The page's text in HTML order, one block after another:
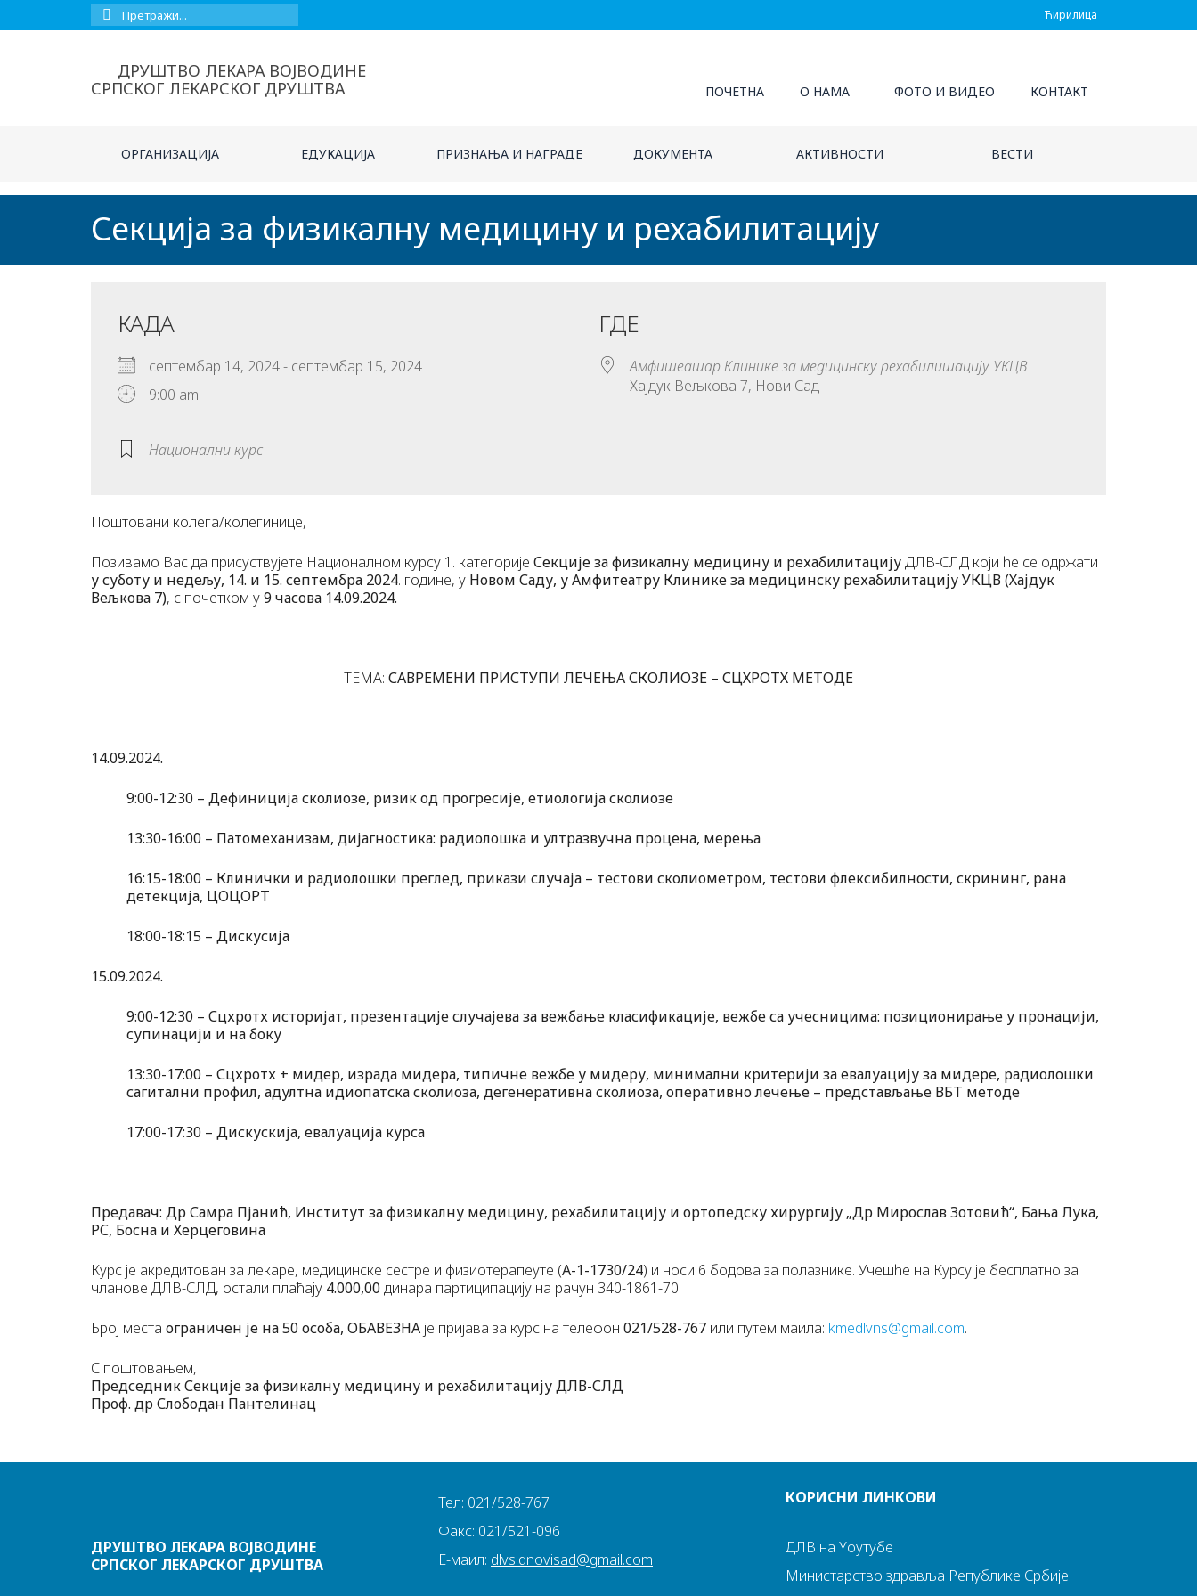
Ћирилица
Сеарцх
фор:
ДРУШТВО ЛЕКАРА ВОЈВОДИНЕ
СРПСКОГ ЛЕКАРСКОГ ДРУШТВА
ПОЧЕТНА О НАМА ФОТО И ВИДЕО КОНТАКТ
ОРГАНИЗАЦИЈА ЕДУКАЦИЈА ПРИЗНАЊА И НАГРАДЕ ДОКУМЕНТА АКТИВНОСТИ ВЕСТИ
Секција за физикалну медицину и рехабилитацију
КАДА
септембар 14, 2024 - септембар 15, 2024
9:00 am
Национални курс
ГДЕ
Амфитеатар Клинике за медицинску рехабилитацију УКЦВ
Хајдук Вељкова 7, Нови Сад
Поштовани колега/колегинице,
Позивамо Вас да присуствујете Националном курсу 1. категорије Секције за физикалну медицину и рехабилитацијуДЛВ-СЛД који ће се одржати
у суботу и недељу, 14. и 15. септембра 2024. године, у Новом Саду, у Амфитеатру Клинике за медицинску рехабилитацију УКЦВ (Хајдук
Вељкова 7), с почетком у9 часова 14.09.2024.
ТЕМА: САВРЕМЕНИ ПРИСТУПИ ЛЕЧЕЊА СКОЛИОЗЕ – СЦХРОТХ МЕТОДЕ
14.09.2024.
9:00-12:30 – Дефиниција сколиозе, ризик од прогресије, етиологија сколиозе
13:30-16:00 – Патомеханизам, дијагностика: радиолошка и ултразвучна процена, мерења
16:15-18:00 – Клинички и радиолошки преглед, прикази случаја – тестови сколиометром, тестови флексибилности, скрининг, рана
детекција, ЦОЦОРТ
18:00-18:15 – Дискусија
15.09.2024.
9:00-12:30 – Сцхротх историјат, презентације случајева за вежбање класификације, вежбе са учесницима: позиционирање у пронацији,
супинацији и на боку
13:30-17:00 – Сцхротх + мидер, израда мидера, типичне вежбе у мидеру, минимални критерији за евалуацију за мидере, радиолошки
сагитални профил, адултна идиопатска сколиоза, дегенеративна сколиоза, оперативно лечење – представљање ВБТ методе
17:00-17:30 – Дискускија, евалуација курса
Предавач: Др Самра Пјанић, Институт за физикалну медицину, рехабилитацију и ортопедску хирургију „Др Мирослав Зотовић“, Бања Лука,
РС, Босна и Херцеговина
Курс је акредитован за лекаре, медицинске сестре и физиотерапеуте (А-1-1730/24) и носи 6 бодова за полазнике. Учешће на Курсу је бесплатно за
чланове ДЛВ-СЛД, остали плаћају 4.000,00 динара партиципацију на рачун 340-1861-70.
Број места ограничен је на 50 особа, ОБАВЕЗНА је пријава за курс на телефон 021/528-767 или путем маила: kmedlvns@gmail.com.
С поштовањем,
Председник Секције за физикалну медицину и рехабилитацију ДЛВ-СЛД
Проф. др Слободан Пантелинац
ДРУШТВО ЛЕКАРА ВОЈВОДИНЕ
СРПСКОГ ЛЕКАРСКОГ ДРУШТВА
Тел: 021/528-767
Факс: 021/521-096
Е-маил: dlvsldnovisad@gmail.com
КОРИСНИ ЛИНКОВИ
ДЛВ на Yоутубе
Министарство здравља Републике Србије